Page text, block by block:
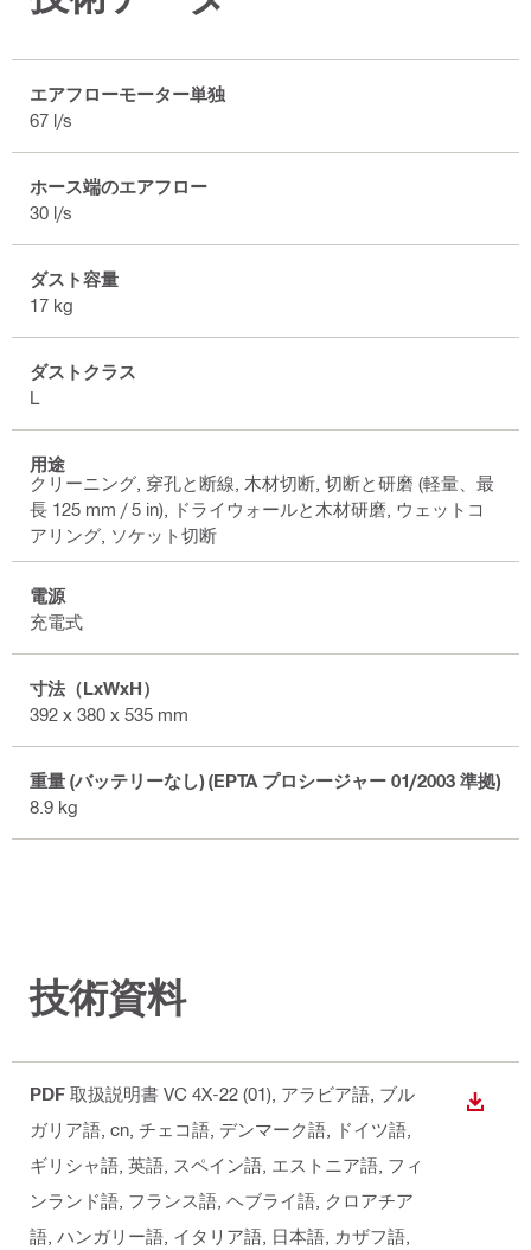
エアフローモーター単独
67 l/s
ホース端のエアフロー
30 l/s
ダスト容量
17 kg
ダストクラス
L
用途
クリーニング, 穿孔と断線, 木材切断, 切断と研磨 (軽量、最
長 125 mm / 5 in), ドライウォールと木材研磨, ウェットコ
アリング, ソケット切断
電源
充電式
寸法（LxWxH）
392 x 380 x 535 mm
重量 (バッテリーなし) (EPTA プロシージャー 01/2003 準拠)
8.9 kg
技術資料
PDF 取扱説明書 VC 4X-22 (01) , アラビア語, ブル
ガリア語, cn, チェコ語, デンマーク語, ドイツ語,
ギリシャ語, 英語, スペイン語, エストニア語, フィ
ンランド語, フランス語, ヘブライ語, クロアチア
語, ハンガリー語, イタリア語, 日本語, カザフ語,
ダウン